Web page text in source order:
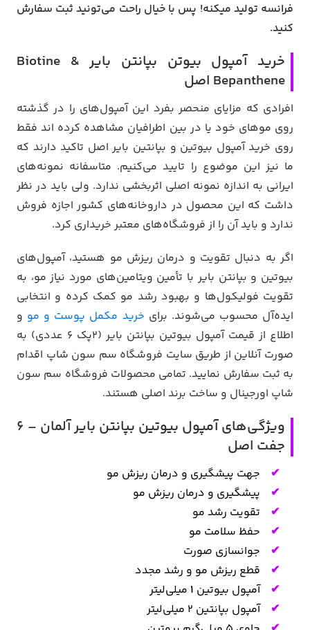
فرانسه تولید میکنه! پس با خیال راحت می‌تونید ثبت سفارش
کنید.
خرید آمپول بیوتن بپانتن بایر Biotine &
Bepanthene اصل
افرادی که مزایای منحصر بفرد این آمپول‌های را در گذشته
روی موهای خود یا در بین اطرافیان مشاهده کرده اند فقط
روی خرید آمپول بیوتین و بپانتین بایر اصل تاکید دارند که
ما نیز این موضوع را تایید می‌کنیم. متاسفانه نمونه‌های
ایرانی به اندازه نمونه اصلی اثربخشی ندارد. ولی باید در نظر
داشت که این محصول در داروخانه‌های کشور اجازه فروش
ندارد و باید آن را از فروشگاه‌های معتبر خریداری کرد.
اگر به دنبال تقویت و درمان ریزش مو هستید، آمپول‌های
بیوتین و بپانتن بایر با تأمین ویتامین‌های مورد نیاز مو، به
تقویت فولیکول‌ها و بهبود رشد مو کمک کرده و انتخابی
ایده‌آل محسوب می‌شوند. برای خرید مکمل پوست و مو و
اطلاع از قیمت آمپول بیوتین بپانتن بایر (2پک 6 عددی) به
صورت آنلاین از طریق سایت فروشگاه سم سون شاپ اقدام
به ثبت سفارش نمایید. تمامی محصولات فروشگاه سم سون
شاپ اورجینال و ساخت برند اصلی هستند.
ویژگی‌های آمپول بیوتین بپانتن بایر آلمان – 6
جفت اصل
جهت پیشگیری و درمان ریزش مو
پیشگیری و درمان ریزش مو
تقویت رشد مو
حفظ سلامت مو
جوانسازی صورت
قطع ریزش مو و رشد مجدد
آمپول بیوتین ۱ میلی‌لیتر
آمپول بپانتین ۲ میلی‌لیتر